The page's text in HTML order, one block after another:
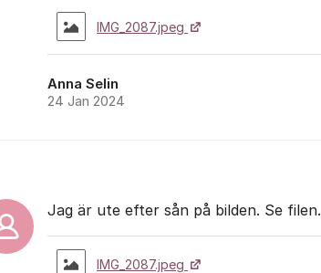
IMG_2087.jpeg
Anna Selin
24 Jan 2024
Jag är ute efter sån på bilden. Se filen.
IMG_2087.jpeg